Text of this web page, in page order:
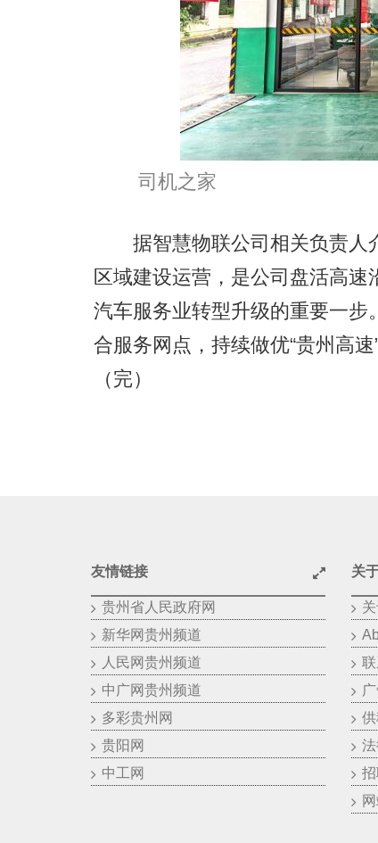
司机之家
据智慧物联公司相关负责人
区域建设运营，是公司盘活高
汽车服务业转型升级的重要一
合服务网点，持续做优“贵州高
（完）
友情链接
贵州省人民政府网
新华网贵州频道
人民网贵州频道
中广网贵州频道
多彩贵州网
贵阳网
中工网
关